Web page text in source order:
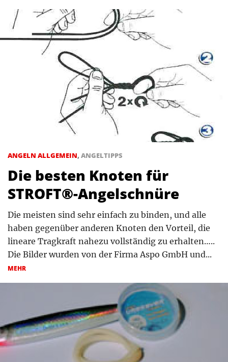
ANGELN ALLGEMEIN, ANGELTIPPS
Die besten Knoten für
STROFT®-Angelschnüre
Die meisten sind sehr einfach zu binden, und alle
haben gegenüber anderen Knoten den Vorteil, die
lineare Tragkraft nahezu vollständig zu erhalten…..
Die Bilder wurden von der Firma Aspo GmbH und...
MEHR